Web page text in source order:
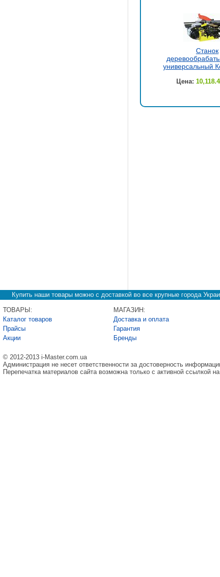
Станок
универсальный
Цена:
Купить наши товары можно с доставкой во все крупные города
ТОВАРЫ:
Каталог товаров
Прайсы
Акции
МАГАЗИН:
Доставка и оплата
Гарантия
Бренды
© 2012-2013 i-Master.com.ua
Администрация не несет ответственности за достоверность
Перепечатка материалов сайта возможна только с активной ссылкой